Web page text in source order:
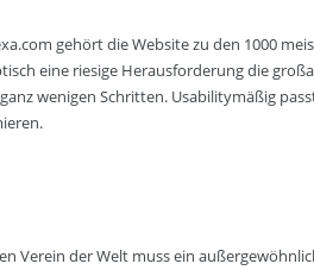
gehört die Website zu den 1000
eine riesige Herausforderung die
wenigen Schritten. Usabilitymäßig
Verein der Welt muss ein